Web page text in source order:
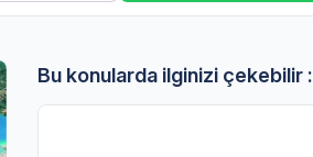
Bu konularda ilginizi çekebilir :